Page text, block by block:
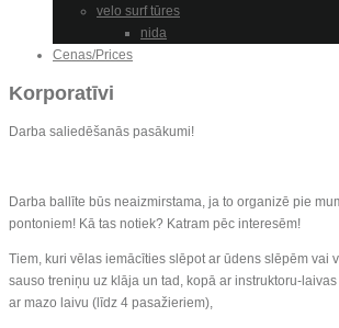
velo surf tūres
nida
Cenas/Prices
Korporatīvi
Darba saliedēšanās pasākumi!
Darba ballīte būs neaizmirstama, ja to organizē pie
pontoniem! Kā tas notiek? Katram pēc interesēm!
Tiem, kuri vēlas iemācīties slēpot ar ūdens slēpēm vai
sauso treniņu uz klāja un tad, kopā ar instruktoru-
ar mazo laivu (līdz 4 pasažieriem),